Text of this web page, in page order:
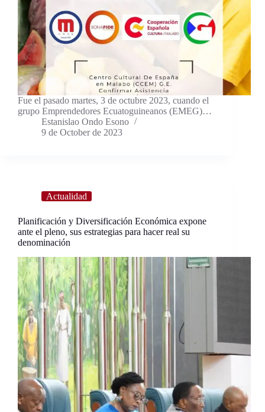
Fue el pasado martes, 3 de octubre 2023, cuando el
grupo Emprendedores Ecuatoguineanos (EMEG)…
Estanislao Ondo Esono
9 de October de 2023
Actualidad
Planificación y Diversificación Económica expone
ante el pleno, sus estrategias para hacer real su
denominación